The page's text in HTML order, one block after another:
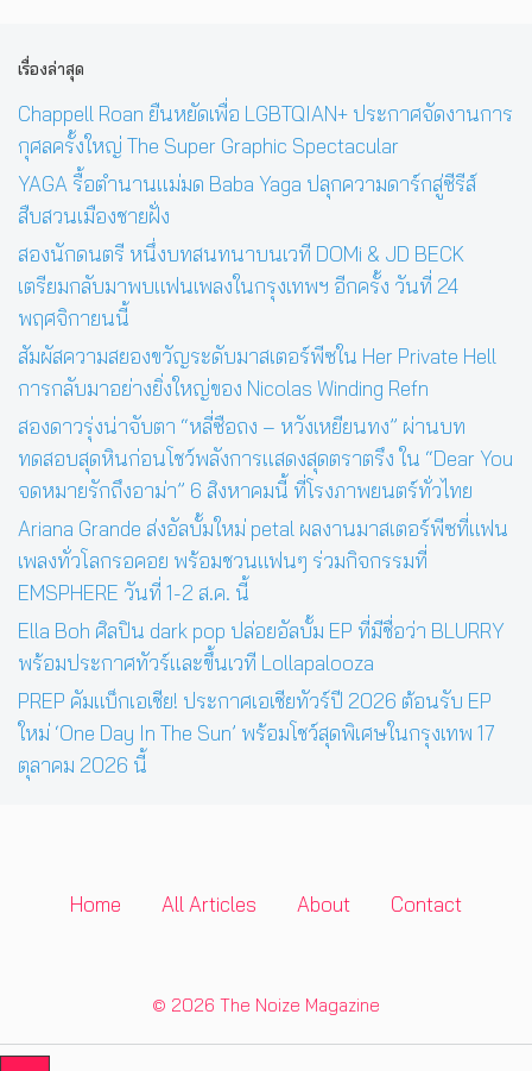
เรื่องล่าสุด
Chappell Roan ยืนหยัดเพื่อ LGBTQIAN+ ประกาศจัดงานการ
กุศลครั้งใหญ่ The Super Graphic Spectacular
YAGA รื้อตำนานแม่มด Baba Yaga ปลุกความดาร์กสู่ซีรีส์
สืบสวนเมืองชายฝั่ง
สองนักดนตรี หนึ่งบทสนทนาบนเวที DOMi & JD BECK
เตรียมกลับมาพบแฟนเพลงในกรุงเทพฯ อีกครั้ง วันที่ 24
พฤศจิกายนนี้
สัมผัสความสยองขวัญระดับมาสเตอร์พีซใน Her Private Hell
การกลับมาอย่างยิ่งใหญ่ของ Nicolas Winding Refn
สองดาวรุ่งน่าจับตา “หลี่ซือถง – หวังเหยียนทง” ผ่านบท
ทดสอบสุดหินก่อนโชว์พลังการแสดงสุดตราตรึง ใน “Dear You
จดหมายรักถึงอาม่า” 6 สิงหาคมนี้ ที่โรงภาพยนตร์ทั่วไทย
Ariana Grande ส่งอัลบั้มใหม่ petal ผลงานมาสเตอร์พีซที่แฟน
เพลงทั่วโลกรอคอย พร้อมชวนแฟนๆ ร่วมกิจกรรมที่
EMSPHERE วันที่ 1-2 ส.ค. นี้
Ella Boh ศิลปิน dark pop ปล่อยอัลบั้ม EP ที่มีชื่อว่า BLURRY
พร้อมประกาศทัวร์และขึ้นเวที Lollapalooza
PREP คัมแบ็กเอเชีย! ประกาศเอเชียทัวร์ปี 2026 ต้อนรับ EP
ใหม่ ‘One Day In The Sun’ พร้อมโชว์สุดพิเศษในกรุงเทพ 17
ตุลาคม 2026 นี้
Home All Articles About Contact
© 2026 The Noize Magazine